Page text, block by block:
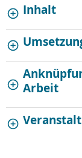
Inhalt
Arbeit